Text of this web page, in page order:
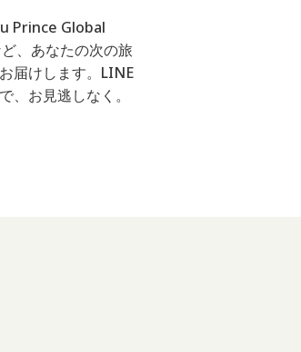
Prince Global
、あなたの次の旅
届けします。LINE
、お見逃しなく。